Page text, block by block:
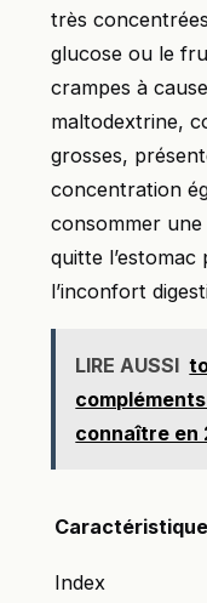
très
glucose ou le
crampes à
maltodextrine,
grosses,
concentration
consommer
quitte
l’inconfort
LIRE AUSSI
connaître en
Caractéristique
Index